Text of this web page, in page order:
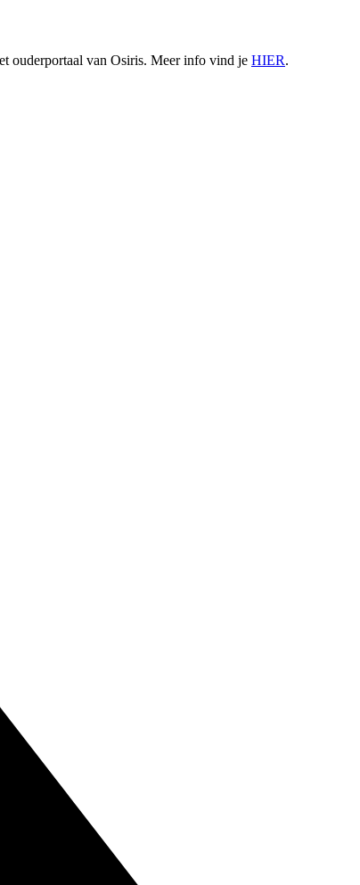
ouderportaal van Osiris. Meer info vind je HIER.